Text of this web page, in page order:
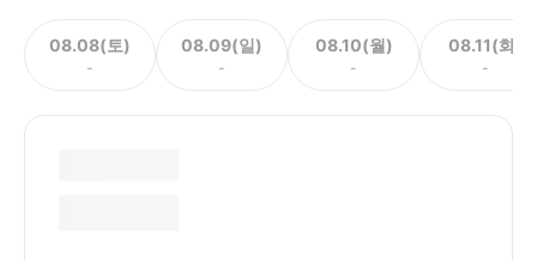
08.08(토)
-
08.09(일)
-
08.10(월)
-
08.11(화)
-